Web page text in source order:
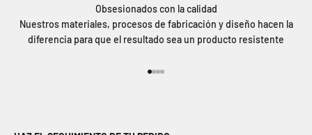
Obsesionados con la calidad
Nuestros materiales, procesos de fabricación y diseño hacen la
diferencia para que el resultado sea un producto resistente